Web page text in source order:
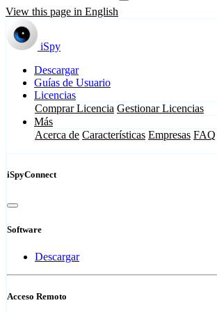
View this page in English
iSpy
Descargar
Guías de Usuario
Licencias
Comprar Licencia Gestionar Licencias
Más
Acerca de Características Empresas FAQ
iSpyConnect
Software
Descargar
Acceso Remoto